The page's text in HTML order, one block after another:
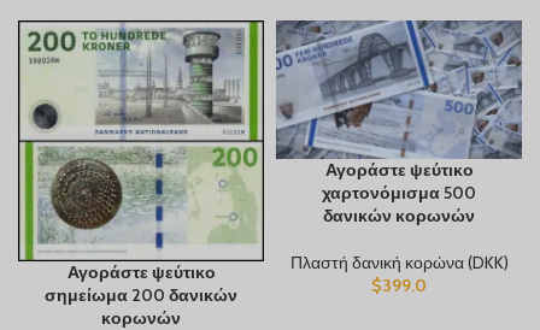
Αγοράστε ψεύτικο
σημείωμα 200 δανικών
κορωνών
Αγοράστε ψεύτικο
χαρτονόμισμα 500
δανικών κορωνών
Πλαστή δανική κορώνα (DKK)
$399.0
Deutsch (Schweiz)
Қазақ тілі
Azərbaycan dili
Norsk bokmål